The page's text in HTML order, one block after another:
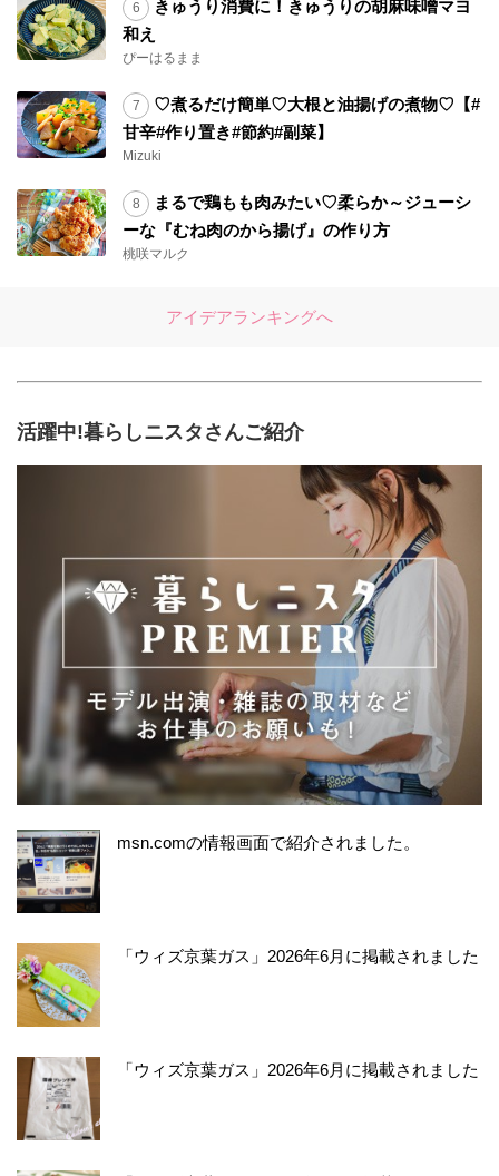
きゅうり消費に！きゅうりの胡麻味噌マヨ
和え
ぴーはるまま
♡煮るだけ簡単♡大根と油揚げの煮物♡【#
甘辛#作り置き#節約#副菜】
Mizuki
まるで鶏もも肉みたい♡柔らか～ジューシ
ーな『むね肉のから揚げ』の作り方
桃咲マルク
アイデアランキングへ
活躍中!暮らしニスタさんご紹介
msn.comの情報画面で紹介されました。
「ウィズ京葉ガス」2026年6月に掲載されました
「ウィズ京葉ガス」2026年6月に掲載されました